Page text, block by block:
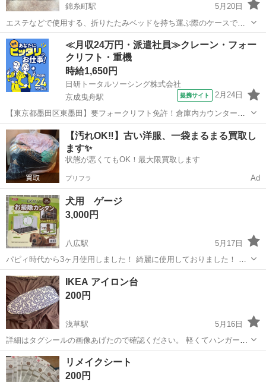
錦糸町駅
5月20日
エステなどで使用する、折りたたみベッドを持ち運ぶ際のケースで
す。 セブンエステで買ったベッドについてきたものです。 新品、未使
用品です。 大きさを知りたい方はコメントください。
東京 墨田区 錦糸町駅 その他 折りたたみ
≪月収24万円・派遣社員≫クレーン・フォー
クリフト・重機
時給1,650円
日研トータルソーシング株式会社
京成曳舟駅
提携サイト 2月24日
【東京都墨田区東墨田】要フォークリフト免許！倉庫内カウンターフ
ォークリフト作業《お仕事No.5A1225-JS》 お仕事について フォーク
リフトでの運搬業務（カウンター）です。トラックから製品（びんや
材料）を積み下ろす作業...
東京 墨田区 京成曳舟駅 その他
【汚れOK‼️】古い洋服、一袋まるまる買取し
ます✨
状態が悪くてもOK！最大限買取します
プリフラ Ad
犬用 ゲージ
3,000円
八広駅
5月17日
パピィ時代から3ヶ月使用しました！ 綺麗に使用しておりました！ こ
れから使われる方へお譲りいたします！^_^ ※トイレトレーは付きま
せん。
東京 墨田区 その他
IKEA アイロン台
200円
浅草駅
5月16日
詳細はタグシールの画像あげたので確認ください。 軽くてハンガーに
かけて収納できます
東京 墨田区 浅草駅 その他
リメイクシート
200円